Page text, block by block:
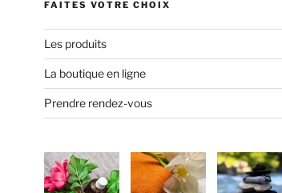
FAITES VOTRE CHOIX
Les produits
La boutique en ligne
Prendre rendez-vous